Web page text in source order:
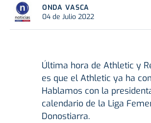
ONDA VASCA
04 de Julio 2022
Última hora de Athletic y
es que el Athletic ya ha
Hablamos con la
calendario de la Liga
Donostiarra.